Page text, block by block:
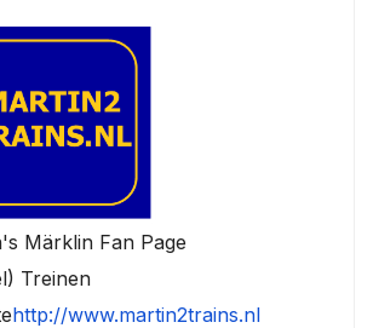
Märklin Fan Page
Treinen
http://www.martin2trains.nl